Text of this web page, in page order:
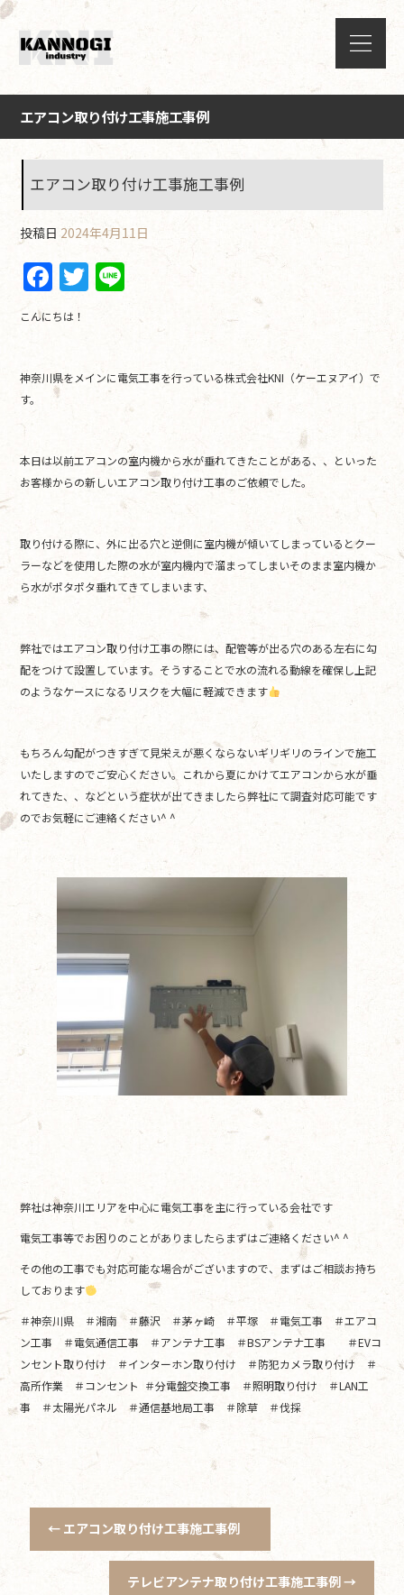
エアコン取り付け工事施工事例
エアコン取り付け工事施工事例
投稿日 2024年4月11日
F
a
c
e
b
o
k
T
w
er
e
こんにちは！
神奈川県をメインに電気工事を行っている株式会社KNI（ケーエヌアイ）で
す。
本日は以前エアコンの室内機から水が垂れてきたことがある、、といった
お客様からの新しいエアコン取り付け工事のご依頼でした。
取り付ける際に、外に出る穴と逆側に室内機が傾いてしまっているとクー
ラーなどを使用した際の水が室内機内で溜まってしまいそのまま室内機か
ら水がポタポタ垂れてきてしまいます、
弊社ではエアコン取り付け工事の際には、配管等が出る穴のある左右に勾
配をつけて設置しています。そうすることで水の流れる動線を確保し上記
のようなケースになるリスクを大幅に軽減できます
もちろん勾配がつきすぎて見栄えが悪くならないギリギリのラインで施工
いたしますのでご安心ください。これから夏にかけてエアコンから水が垂
れてきた、、などという症状が出てきましたら弊社にて調査対応可能です
のでお気軽にご連絡ください^ ^
弊社は神奈川エリアを中心に電気工事を主に行っている会社です
電気工事等でお困りのことがありましたらまずはご連絡ください^ ^
その他の工事でも対応可能な場合がございますので、まずはご相談お持ち
しております
＃神奈川県 ＃湘南 ＃藤沢 ＃茅ヶ崎 ＃平塚 ＃電気工事 ＃エアコ
ン工事 ＃電気通信工事 ＃アンテナ工事 ＃BSアンテナ工事 ＃EVコ
ンセント取り付け ＃インターホン取り付け ＃防犯カメラ取り付け ＃
高所作業 ＃コンセント ＃分電盤交換工事 ＃照明取り付け ＃LAN工
事 ＃太陽光パネル ＃通信基地局工事 ＃除草 ＃伐採
← エアコン取り付け工事施工事例
テレビアンテナ取り付け工事施工事例→